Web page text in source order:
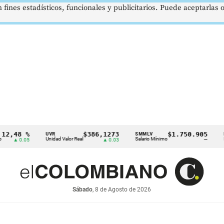
% UVR
Unidad Valor Real
$386,1273
▲ 0.03
SMMLV
Salario Mínimo
$1.750.905 BRENT
Petróleo
Sábado, 8 de Agosto de 2026
estadísticos, funcionales y publicitarios. Puede aceptarlas